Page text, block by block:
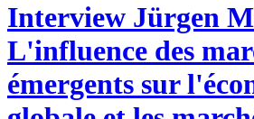
Interview Jürgen
L'influence des
émergents sur